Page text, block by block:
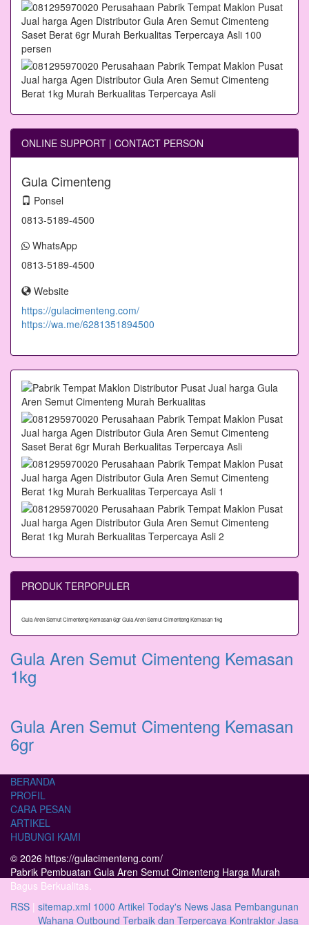
ONLINE SUPPORT | CONTACT PERSON
Gula Cimenteng
Ponsel
0813-5189-4500
WhatsApp
0813-5189-4500
Website
https://gulacimenteng.com/
https://wa.me/6281351894500
PRODUK TERPOPULER
Gula Aren Semut Cimenteng Kemasan 6grGula Aren Semut Cimenteng Kemasan 1kg
Gula Aren Semut Cimenteng Kemasan
1kg
Gula Aren Semut Cimenteng Kemasan
6gr
BERANDA
PROFIL
CARA PESAN
ARTIKEL
HUBUNGI KAMI
© 2026 https://gulacimenteng.com/
Pabrik Pembuatan Gula Aren Semut Cimenteng Harga Murah
Bagus Berkualitas.
RSS | sitemap.xml 1000 Artikel Today's News Jasa Pembangunan
Wahana Outbound Terbaik dan Terpercaya Kontraktor Jasa